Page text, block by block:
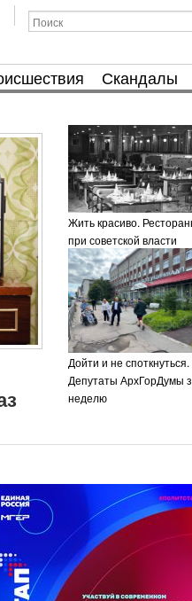
Скандалы
Жить красиво.
при советской власти
Дойти и не споткнуться.
Депутаты АрхГорДумы
неделю